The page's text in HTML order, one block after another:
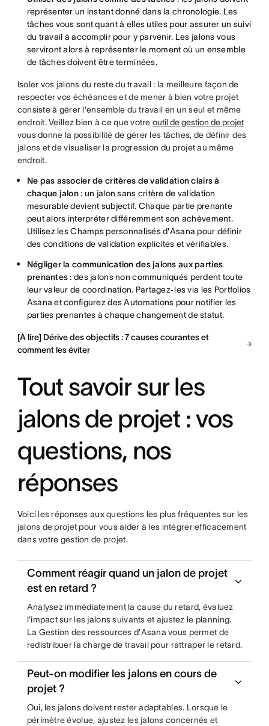
représenter un instant donné dans la chronologie. Les
tâches vous sont quant à elles utiles pour assurer un suivi
du travail à accomplir pour y parvenir. Les jalons vous
serviront alors à représenter le moment où un ensemble
de tâches doivent être terminées.
Isoler vos jalons du reste du travail : la meilleure façon de
respecter vos échéances et de mener à bien votre projet
consiste à gérer l'ensemble du travail en un seul et même
endroit. Veillez bien à ce que votreoutil de gestion de projet
vous donne la possibilité de gérer les tâches, de définir des
jalons et de visualiser la progression du projet au même
endroit.
Ne pas associer de critères de validation clairs à
chaque jalon: un jalon sans critère de validation
mesurable devient subjectif. Chaque partie prenante
peut alors interpréter différemment son achèvement.
Utilisez les Champs personnalisés d'Asana pour définir
des conditions de validation explicites et vérifiables.
Négliger la communication des jalons aux parties
prenantes: des jalons non communiqués perdent toute
leur valeur de coordination. Partagez-les via les Portfolios
Asana et configurez des Automations pour notifier les
parties prenantes à chaque changement de statut.
[À lire] Dérive des objectifs : 7 causes courantes et
comment les éviter
Tout savoir sur les
jalons de projet : vos
questions, nos
réponses
Voici les réponses aux questions les plus fréquentes sur les
jalons de projet pour vous aider à les intégrer efficacement
dans votre gestion de projet.
Comment réagir quand un jalon de projet
est en retard ?
Analysez immédiatement la cause du retard, évaluez
l'impact sur les jalons suivants et ajustez le planning.
La Gestion des ressources d'Asana vous permet de
redistribuer la charge de travail pour rattraper le retard.
Peut-on modifier les jalons en cours de
projet ?
Oui, les jalons doivent rester adaptables. Lorsque le
périmètre évolue, ajustez les jalons concernés et